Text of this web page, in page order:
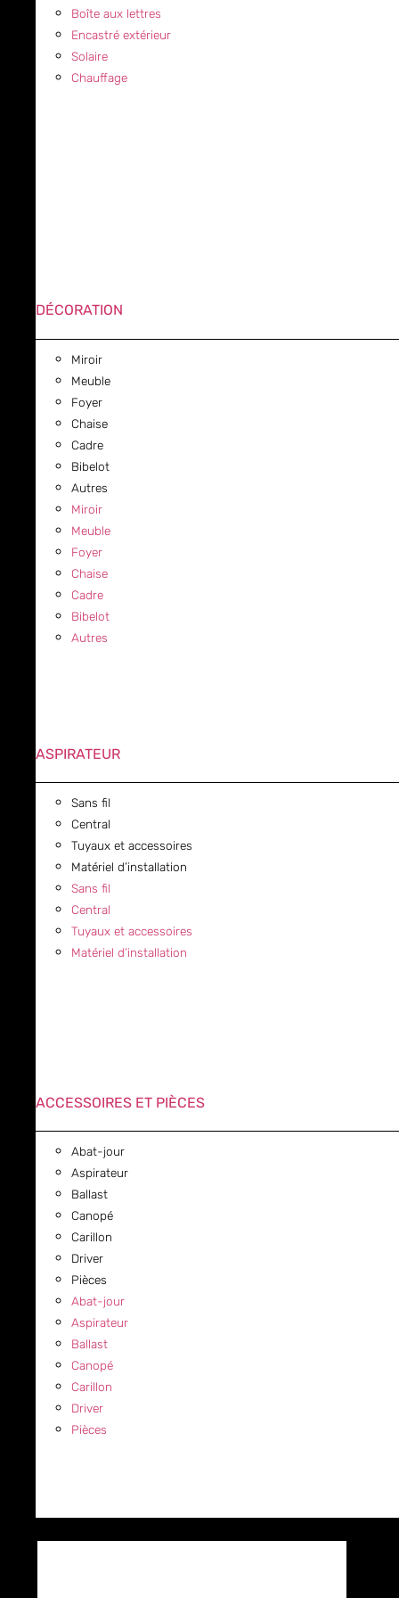
Boîte aux lettres
Encastré extérieur
Solaire
Chauffage
DÉCORATION
Miroir
Meuble
Foyer
Chaise
Cadre
Bibelot
Autres
Miroir
Meuble
Foyer
Chaise
Cadre
Bibelot
Autres
ASPIRATEUR
Sans fil
Central
Tuyaux et accessoires
Matériel d’installation
Sans fil
Central
Tuyaux et accessoires
Matériel d’installation
ACCESSOIRES ET PIÈCES
Abat-jour
Aspirateur
Ballast
Canopé
Carillon
Driver
Pièces
Abat-jour
Aspirateur
Ballast
Canopé
Carillon
Driver
Pièces